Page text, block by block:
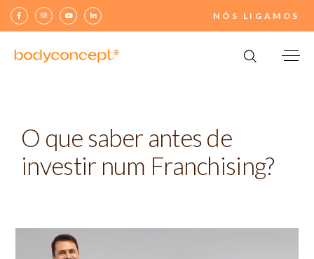
NÓS LIGAMOS
O que saber antes de
investir num Franchising?